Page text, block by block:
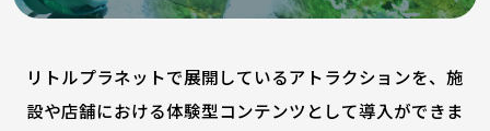
リトルプラネットで展開しているアトラクションを、施
設や店舗における体験型コンテンツとして導入ができま